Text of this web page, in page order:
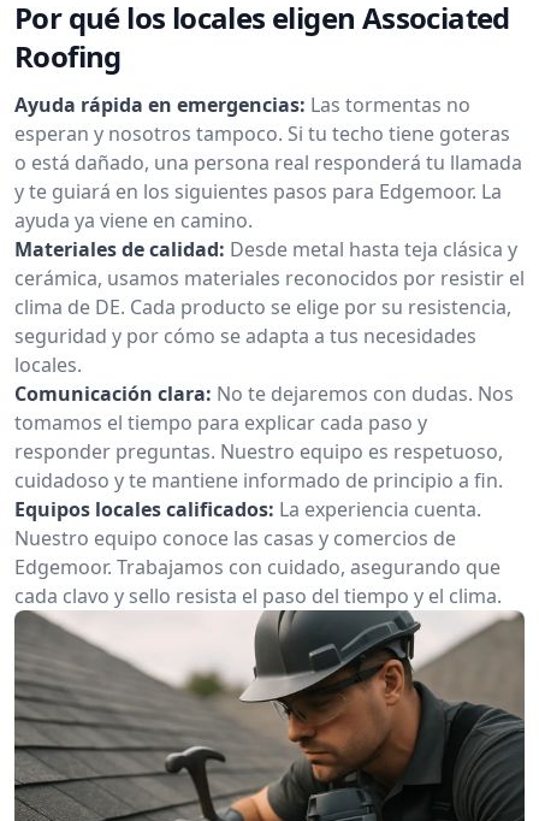
Por qué los locales eligen Associated
Roofing
Ayuda rápida en emergencias: Las tormentas no
esperan y nosotros tampoco. Si tu techo tiene goteras
o está dañado, una persona real responderá tu llamada
y te guiará en los siguientes pasos para Edgemoor. La
ayuda ya viene en camino.
Materiales de calidad: Desde metal hasta teja clásica y
cerámica, usamos materiales reconocidos por resistir el
clima de DE. Cada producto se elige por su resistencia,
seguridad y por cómo se adapta a tus necesidades
locales.
Comunicación clara: No te dejaremos con dudas. Nos
tomamos el tiempo para explicar cada paso y
responder preguntas. Nuestro equipo es respetuoso,
cuidadoso y te mantiene informado de principio a fin.
Equipos locales calificados: La experiencia cuenta.
Nuestro equipo conoce las casas y comercios de
Edgemoor. Trabajamos con cuidado, asegurando que
cada clavo y sello resista el paso del tiempo y el clima.